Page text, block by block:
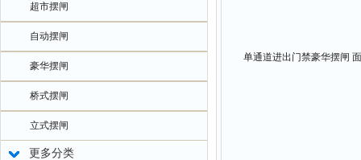
超市摆闸
自动摆闸
豪华摆闸
桥式摆闸
立式摆闸
更多分类